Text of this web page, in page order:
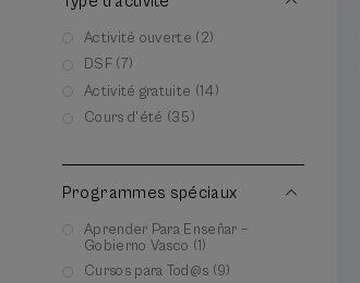
Activité ouverte (2)
DSF (7)
Activité gratuite (14)
Cours d'été (35)
Programmes spéciaux
Aprender Para Enseñar –
Gobierno Vasco (1)
Cursos para Tod@s (9)